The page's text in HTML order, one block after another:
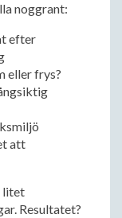
noggrant:
efter
eller frys?
att
litet
Resultatet?